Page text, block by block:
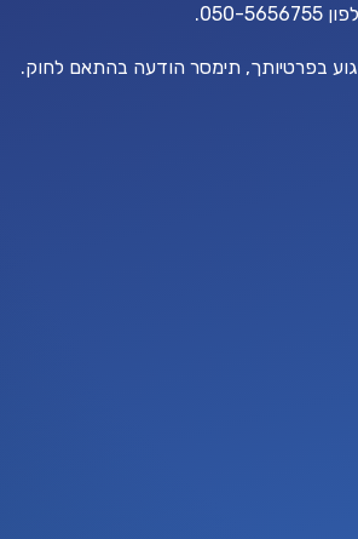
בפרטיותך, תימסר הודעה בהתאם לחוק.